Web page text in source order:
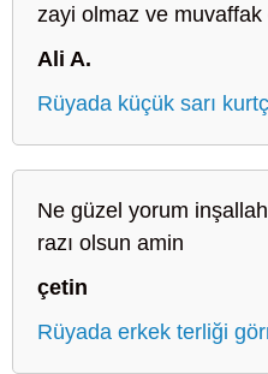
zayi olmaz ve
Ali A.
Rüyada küçük sarı
Ne güzel yorum
razı olsun amin
çetin
Rüyada erkek terliği